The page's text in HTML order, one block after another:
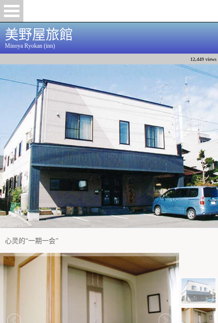
美野屋旅館
Minoya Ryokan (inn)
12,449 views
心灵的“一期一会”